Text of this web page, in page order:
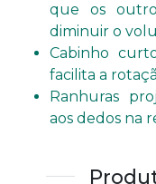
que os
diminuir o
Cabinho
facilita a
Ranhuras
aos dedos na